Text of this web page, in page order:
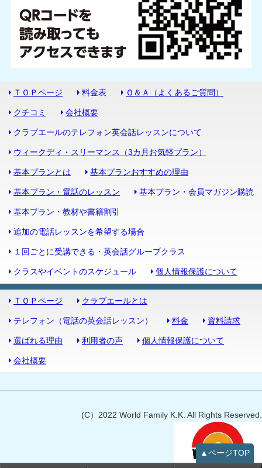
ＴＯＰページ 料金表 Ｑ＆Ａ（よくあるご質問）
クチコミ 会社概要
クラブエールのテレフォン英会話レッスンについて
ウィークディ・スリーマンス（3カ月お気軽プラン）
基本プランとは 基本プランおすすめの理由
基本プラン・電話のレッスン 基本プラン・会員マガジン購読
基本プラン・教材や書籍割引
追加の電話レッスンを希望する場合
１回ごとに受講できる・英会話グループクラス
クラスやイベントのスケジュール 個人情報保護について
▲ページTOP
ＴＯＰページ クラブエールとは
テレフォン（電話の英会話レッスン） 料金 資料請求
選ばれる理由 利用者の声 個人情報保護について
会社概要
(C）2022 World Family K.K. All Rights Reserved.